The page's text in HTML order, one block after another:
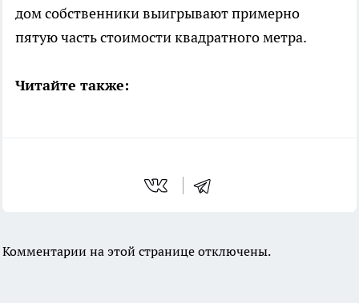
дом собственники выигрывают примерно
пятую часть стоимости квадратного метра.
Читайте также:
Комментарии на этой странице отключены.